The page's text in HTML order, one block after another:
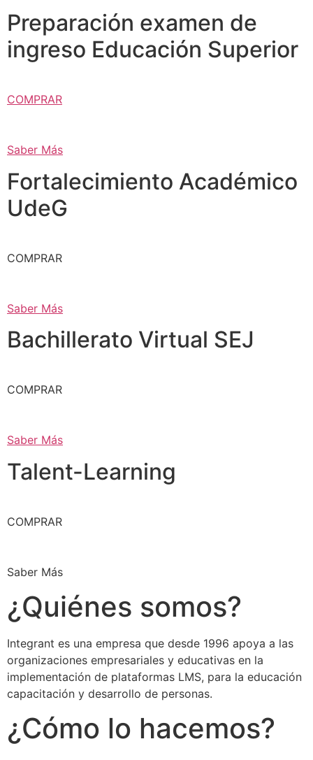
Preparación examen de
ingreso Educación Superior
COMPRAR
Saber Más
Fortalecimiento Académico
UdeG
COMPRAR
Saber Más
Bachillerato Virtual SEJ
COMPRAR
Saber Más
Talent-Learning
COMPRAR
Saber Más
¿Quiénes somos?
Integrant es una empresa que desde 1996 apoya a las
organizaciones empresariales y educativas en la
implementación de plataformas LMS, para la educación
capacitación y desarrollo de personas.
¿Cómo lo hacemos?